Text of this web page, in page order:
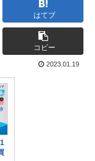
はてブ
コピー
2023.01.19